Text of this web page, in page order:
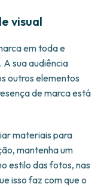
visual
em toda e
sua audiência
outros elementos
de marca está
materiais para
mantenha um
estilo das fotos, nas
isso faz com que o